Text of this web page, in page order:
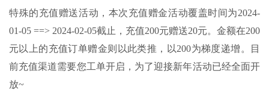
特殊的充值赠送活动，本次充值赠金活动覆盖时间为2024-
01-05 ==> 2024-02-05截止，充值200元赠送20元。金额在200
元以上的充值订单赠金则以此类推，以200为梯度递增。目
前充值渠道需要您工单开启，为了迎接新年活动已经全面开
放~